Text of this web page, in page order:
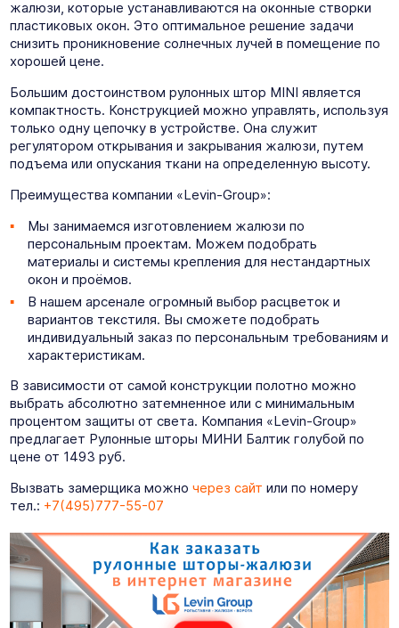
жалюзи, которые устанавливаются на оконные створки
пластиковых окон. Это оптимальное решение задачи
снизить проникновение солнечных лучей в помещение по
хорошей цене.
Большим достоинством рулонных штор MINI является
компактность. Конструкцией можно управлять, используя
только одну цепочку в устройстве. Она служит
регулятором открывания и закрывания жалюзи, путем
подъема или опускания ткани на определенную высоту.
Преимущества компании «Levin-Group»:
Мы занимаемся изготовлением жалюзи по
персональным проектам. Можем подобрать
материалы и системы крепления для нестандартных
окон и проёмов.
В нашем арсенале огромный выбор расцветок и
вариантов текстиля. Вы сможете подобрать
индивидуальный заказ по персональным требованиям и
характеристикам.
В зависимости от самой конструкции полотно можно
выбрать абсолютно затемненное или с минимальным
процентом защиты от света. Компания «Levin-Group»
предлагает Рулонные шторы МИНИ Балтик голубой по
цене от 1493 руб.
Вызвать замерщика можно через сайт или по номеру
тел.: +7(495)777-55-07